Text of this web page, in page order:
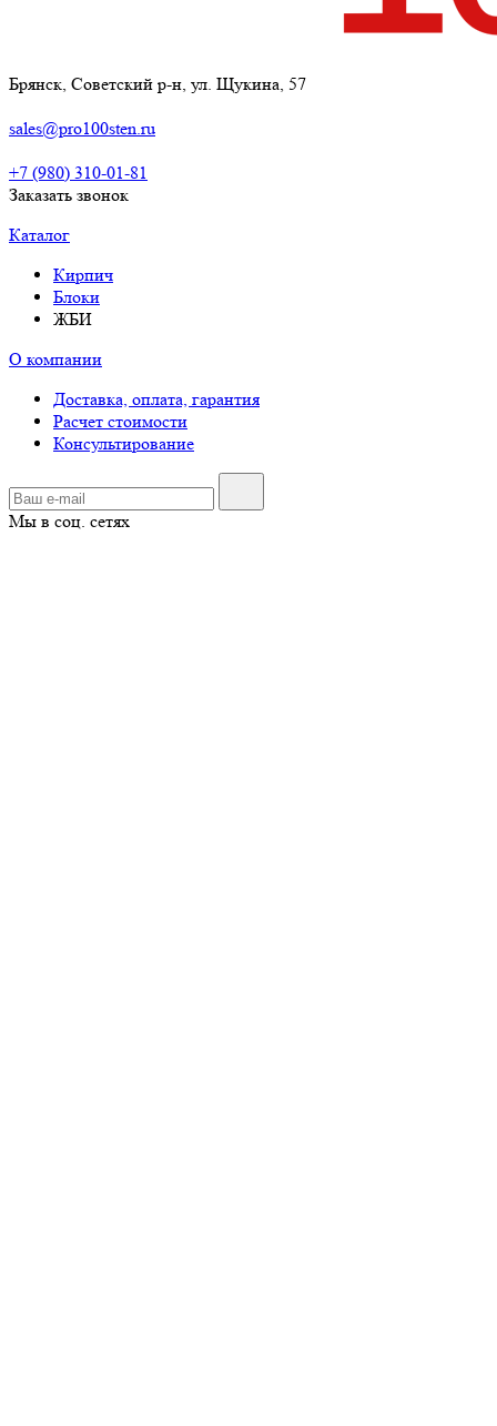
Брянск, Советский р-н, ул. Щукина, 57
sales@pro100sten.ru
+7 (980) 310-01-81
Заказать звонок
Каталог
Кирпич
Блоки
ЖБИ
О компании
Доставка, оплата, гарантия
Расчет стоимости
Консультирование
Мы в соц. сетях